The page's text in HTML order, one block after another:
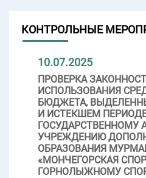
КОНТРОЛЬНЫЕ
10.07.2025
ПРОВЕРКА
ИСПОЛЬЗОВАНИЯ
БЮДЖЕТА,
И ИСТЕКШЕМ
ГОСУДАРСТВЕННОМУ
УЧРЕЖДЕНИЮ
ОБРАЗОВАНИЯ
«МОНЧЕГОРСКАЯ
ГОРНОЛЫЖНОМУ